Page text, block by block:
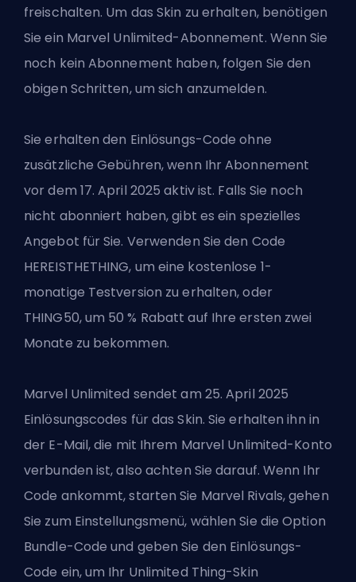
freischalten. Um das Skin zu erhalten, benötigen
Sie ein Marvel Unlimited-Abonnement. Wenn Sie
noch kein Abonnement haben, folgen Sie den
obigen Schritten, um sich anzumelden.
Sie erhalten den Einlösungs-Code ohne
zusätzliche Gebühren, wenn Ihr Abonnement
vor dem 17. April 2025 aktiv ist. Falls Sie noch
nicht abonniert haben, gibt es ein spezielles
Angebot für Sie. Verwenden Sie den Code
HEREISTHETHING, um eine kostenlose 1-
monatige Testversion zu erhalten, oder
THING50, um 50 % Rabatt auf Ihre ersten zwei
Monate zu bekommen.
Marvel Unlimited sendet am 25. April 2025
Einlösungscodes für das Skin. Sie erhalten ihn in
der E-Mail, die mit Ihrem Marvel Unlimited-Konto
verbunden ist, also achten Sie darauf. Wenn Ihr
Code ankommt, starten Sie Marvel Rivals, gehen
Sie zum Einstellungsmenü, wählen Sie die Option
Bundle-Code und geben Sie den Einlösungs-
Code ein, um Ihr Unlimited Thing-Skin